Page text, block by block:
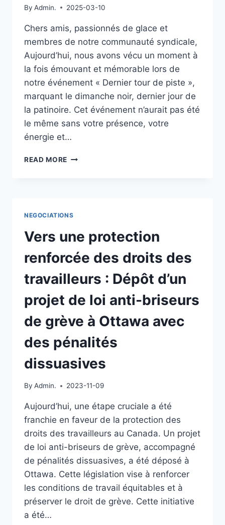
À
ANCIEN
MEMBRE
By Admin. 2025-03-10
Chers amis, passionnés de glace et
membres de notre communauté syndicale,
Aujourd’hui, nous avons vécu un moment à
la fois émouvant et mémorable lors de
notre événement « Dernier tour de piste »,
marquant le dimanche noir, dernier jour de
la patinoire. Cet événement n’aurait pas été
le même sans votre présence, votre
énergie et…
READ MORE UN
NEGOCIATIONS
Vers une protection
renforcée des droits des
travailleurs : Dépôt d’un
projet de loi anti-briseurs
de grève à Ottawa avec
des pénalités
dissuasives
By Admin. 2023-11-09
Aujourd’hui, une étape cruciale a été
franchie en faveur de la protection des
droits des travailleurs au Canada. Un projet
de loi anti-briseurs de grève, accompagné
de pénalités dissuasives, a été déposé à
Ottawa. Cette législation vise à renforcer
les conditions de travail équitables et à
préserver le droit de grève. Cette initiative
a été…